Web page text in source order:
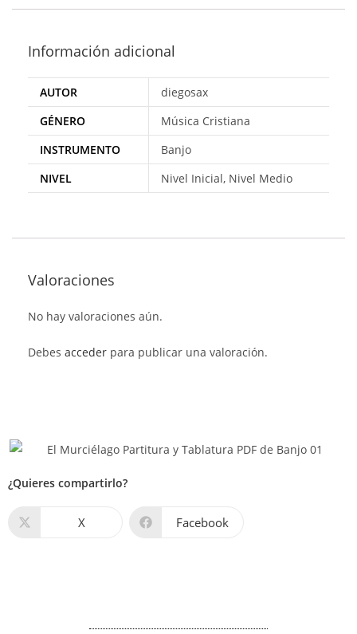
¿Quieres compartirlo?
X Facebook
Información adicional
AUTOR
diegosax
GÉNERO
Música Cristiana
INSTRUMENTO
Banjo
NIVEL
Nivel Inicial, Nivel Medio
Valoraciones
No hay valoraciones aún.
Debes acceder para publicar una valoración.